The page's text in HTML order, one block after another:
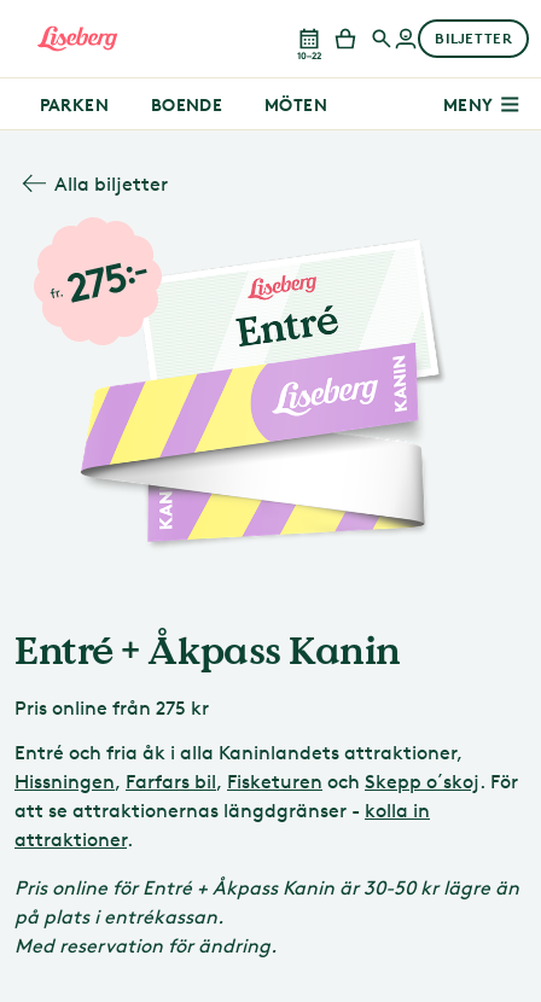
10–22
BILJETTER
PARKEN BOENDE MÖTEN MENY
Alla biljetter
Entré + Åkpass Kanin
Pris online från 275 kr
Entré och fria åk i alla Kaninlandets attraktioner,
Hissningen, Farfars bil, Fisketuren och Skepp o´skoj. För
att se attraktionernas längdgränser - kolla in
attraktioner.
Pris online för Entré + Åkpass Kanin är 30-50 kr lägre än
på plats i entrékassan.
Med reservation för ändring.